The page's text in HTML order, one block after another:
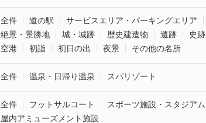
全件 道の駅 サービスエリア・パーキングエリア
絶景・景勝地
城・城跡 歴史建造物 遺跡 史跡
空港
初詣 初日の出 夜景 その他の名所
全件 温泉・日帰り温泉 スパリゾート
全件 フットサルコート スポーツ施設・スタジアム
屋内アミューズメント施設